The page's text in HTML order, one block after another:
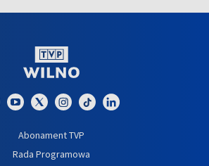
Abonament TVP
Rada Programowa